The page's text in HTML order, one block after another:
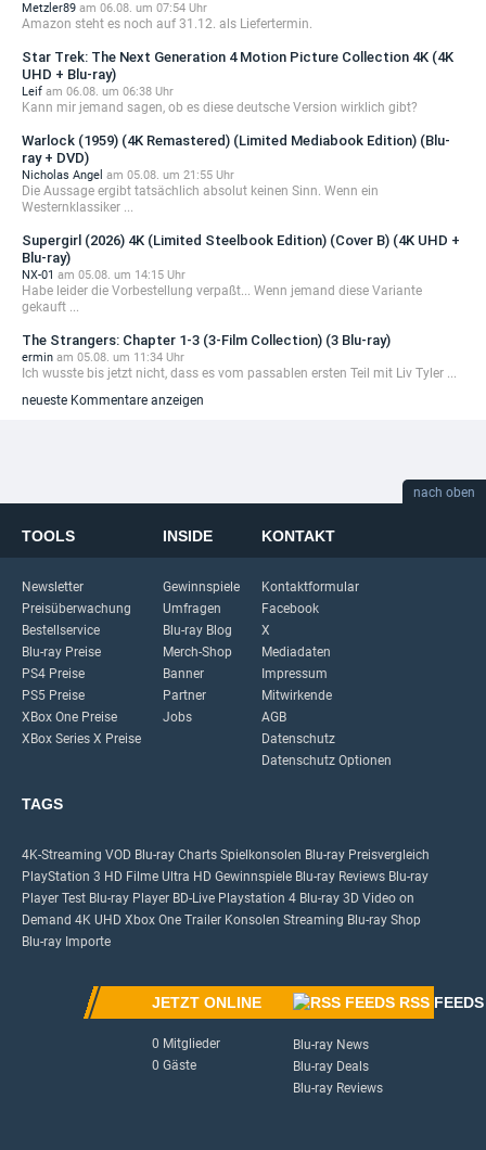
Metzler89 am 06.08. um 07:54 Uhr
Amazon steht es noch auf 31.12. als Liefertermin.
Star Trek: The Next Generation 4 Motion Picture Collection 4K (4K
UHD + Blu-ray)
Leif am 06.08. um 06:38 Uhr
Kann mir jemand sagen, ob es diese deutsche Version wirklich gibt?
Warlock (1959) (4K Remastered) (Limited Mediabook Edition) (Blu-
ray + DVD)
Nicholas Angel am 05.08. um 21:55 Uhr
Die Aussage ergibt tatsächlich absolut keinen Sinn. Wenn ein
Westernklassiker ...
Supergirl (2026) 4K (Limited Steelbook Edition) (Cover B) (4K UHD +
Blu-ray)
NX-01 am 05.08. um 14:15 Uhr
Habe leider die Vorbestellung verpaßt... Wenn jemand diese Variante
gekauft ...
The Strangers: Chapter 1-3 (3-Film Collection) (3 Blu-ray)
ermin am 05.08. um 11:34 Uhr
Ich wusste bis jetzt nicht, dass es vom passablen ersten Teil mit Liv Tyler ...
neueste Kommentare anzeigen
nach oben
TOOLS
Newsletter
Preisüberwachung
Bestellservice
Blu-ray Preise
PS4 Preise
PS5 Preise
XBox One Preise
XBox Series X Preise
INSIDE
Gewinnspiele
Umfragen
Blu-ray Blog
Merch-Shop
Banner
Partner
Jobs
KONTAKT
Kontaktformular
Facebook
X
Mediadaten
Impressum
Mitwirkende
AGB
Datenschutz
Datenschutz Optionen
TAGS
4K-Streaming VOD Blu-ray Charts Spielkonsolen Blu-ray Preisvergleich
PlayStation 3 HD Filme Ultra HD Gewinnspiele Blu-ray Reviews Blu-ray
Player Test Blu-ray Player BD-Live Playstation 4 Blu-ray 3D Video on
Demand 4K UHD Xbox One Trailer Konsolen Streaming Blu-ray Shop
Blu-ray Importe
JETZT ONLINE
0 Mitglieder
0 Gäste
RSS FEEDS
Blu-ray News
Blu-ray Deals
Blu-ray Reviews